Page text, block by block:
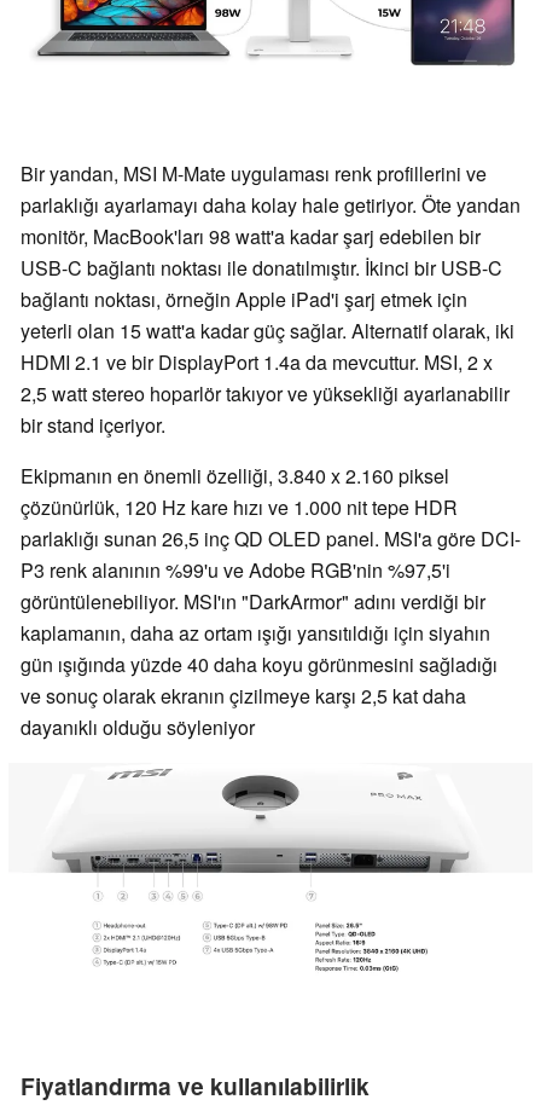
Bir yandan, MSI M-Mate uygulaması renk profillerini ve
parlaklığı ayarlamayı daha kolay hale getiriyor. Öte yandan
monitör, MacBook'ları 98 watt'a kadar şarj edebilen bir
USB-C bağlantı noktası ile donatılmıştır. İkinci bir USB-C
bağlantı noktası, örneğin Apple iPad'i şarj etmek için
yeterli olan 15 watt'a kadar güç sağlar. Alternatif olarak, iki
HDMI 2.1 ve bir DisplayPort 1.4a da mevcuttur. MSI, 2 x
2,5 watt stereo hoparlör takıyor ve yüksekliği ayarlanabilir
bir stand içeriyor.
Ekipmanın en önemli özelliği, 3.840 x 2.160 piksel
çözünürlük, 120 Hz kare hızı ve 1.000 nit tepe HDR
parlaklığı sunan 26,5 inç QD OLED panel. MSI'a göre DCI-
P3 renk alanının %99'u ve Adobe RGB'nin %97,5'i
görüntülenebiliyor. MSI'ın "DarkArmor" adını verdiği bir
kaplamanın, daha az ortam ışığı yansıtıldığı için siyahın
gün ışığında yüzde 40 daha koyu görünmesini sağladığı
ve sonuç olarak ekranın çizilmeye karşı 2,5 kat daha
dayanıklı olduğu söyleniyor
Fiyatlandırma ve kullanılabilirlik